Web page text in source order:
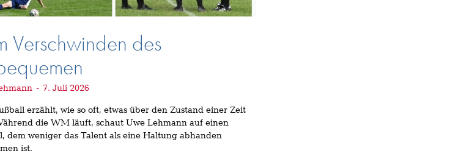
Verschwinden des
- 7. Juli 2026
erzählt, wie so oft, etwas über den Zustand einer Zeit
die WM läuft, schaut Uwe Lehmann auf einen
dem weniger das Talent als eine Haltung abhanden
ist.